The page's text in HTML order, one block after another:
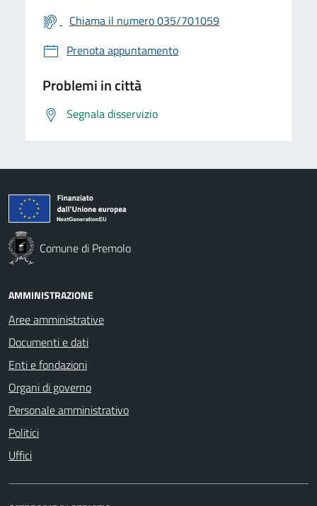
Chiama il numero 035/701059
Prenota appuntamento
Problemi in città
Segnala disservizio
Comune di Premolo
AMMINISTRAZIONE
Aree amministrative
Documenti e dati
Enti e fondazioni
Organi di governo
Personale amministrativo
Politici
Uffici